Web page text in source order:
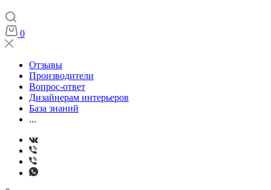
0
Отзывы
Производители
Вопрос-ответ
Дизайнерам интерьеров
База знаний
...